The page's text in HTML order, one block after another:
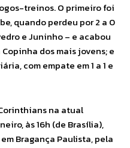
treinos. O primeiro foi
quando perdeu por 2 a 0
e Juninho – e acabou
dos mais jovens; e
com empate em 1 a 1 e
na atual
às 16h (de Brasília),
Bragança Paulista, pela